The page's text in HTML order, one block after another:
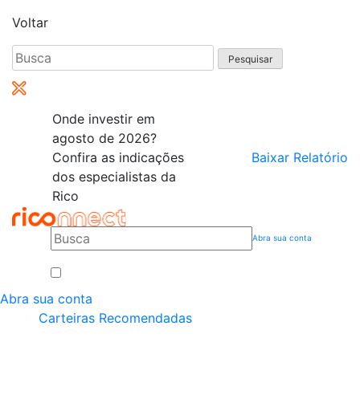
Voltar
Pesquisar
por:
Onde investir em
agosto de 2026?
Confira as indicações
dos especialistas da
Rico
Baixar Relatório
Abra sua conta
Abra sua conta
Carteiras Recomendadas